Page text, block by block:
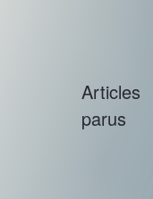
Articles
parus